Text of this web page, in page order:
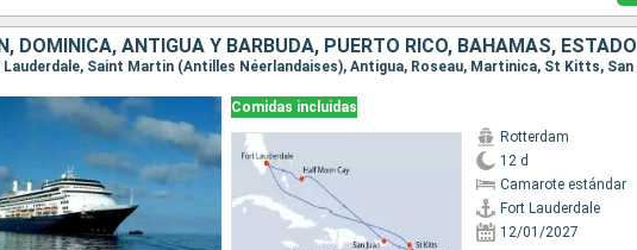
Comidas incluidas
Rotterdam
12 d
Camarote estándar
Fort Lauderdale
12/01/2027